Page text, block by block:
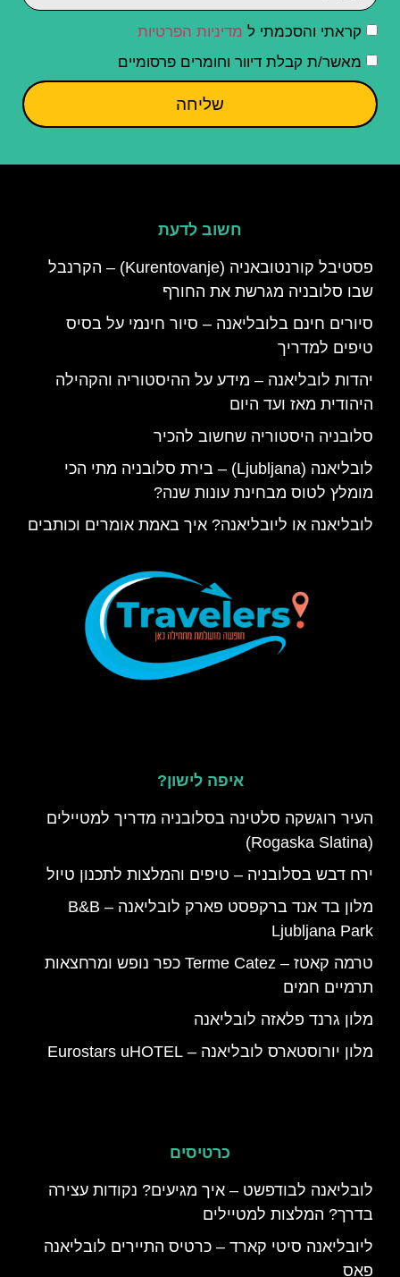
קראתי והסכמתי ל מדיניות הפרטיות
מאשר/ת קבלת דיוור וחומרים פרסומיים
שליחה
חשוב לדעת
פסטיבל קורנטובאניה (Kurentovanje) – הקרנבל
שבו סלובניה מגרשת את החורף
סיורים חינם בלובליאנה – סיור חינמי על בסיס
טיפים למדריך
יהדות לובליאנה – מידע על ההיסטוריה והקהילה
היהודית מאז ועד היום
סלובניה היסטוריה שחשוב להכיר
לובליאנה (Ljubljana) – בירת סלובניה מתי הכי
מומלץ לטוס מבחינת עונות שנה?
לובליאנה או ליובליאנה? איך באמת אומרים וכותבים
איפה לישון?
העיר רוגשקה סלטינה בסלובניה מדריך למטיילים
(Rogaska Slatina)
ירח דבש בסלובניה – טיפים והמלצות לתכנון טיול
מלון בד אנד ברקפסט פארק לובליאנה – B&B
Ljubljana Park
טרמה קאטז – Terme Catez כפר נופש ומרחצאות
תרמיים חמים
מלון גרנד פלאזה לובליאנה
מלון יורוסטארס לובליאנה – Eurostars uHOTEL
כרטיסים
לובליאנה לבודפשט – איך מגיעים? נקודות עצירה
בדרך? המלצות למטיילים
ליובליאנה סיטי קארד – כרטיס התיירים לובליאנה
פאס